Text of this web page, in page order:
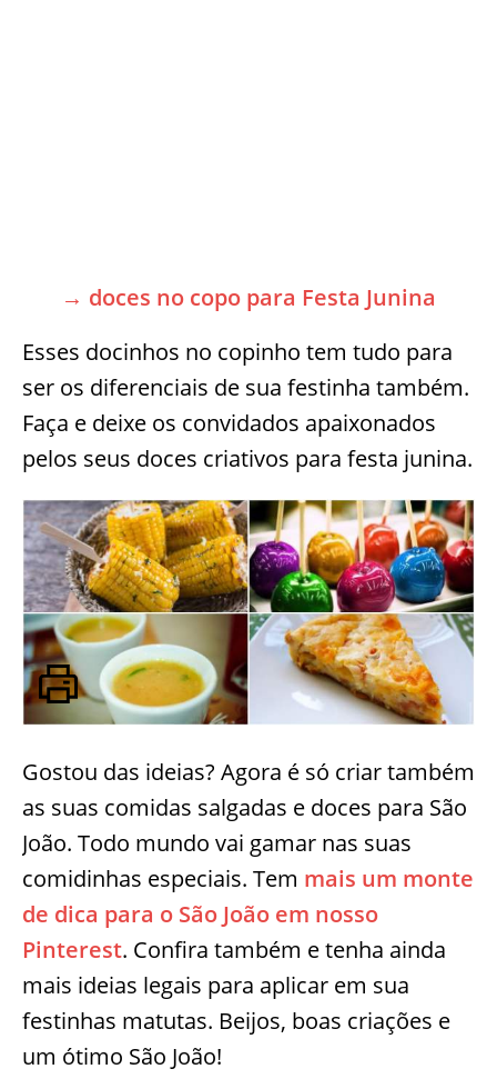
→ doces no copo para Festa Junina
Esses docinhos no copinho tem tudo para
ser os diferenciais de sua festinha também.
Faça e deixe os convidados apaixonados
pelos seus doces criativos para festa junina.
Gostou das ideias? Agora é só criar também
as suas comidas salgadas e doces para São
João. Todo mundo vai gamar nas suas
comidinhas especiais. Tem mais um monte
de dica para o São João em nosso
Pinterest. Confira também e tenha ainda
mais ideias legais para aplicar em sua
festinhas matutas. Beijos, boas criações e
um ótimo São João!